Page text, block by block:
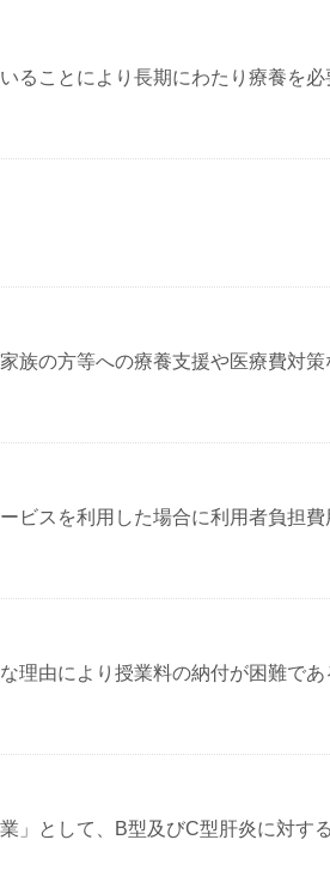
ることにより長期にわたり療養を必
族の方等への療養支援や医療費対策
ビスを利用した場合に利用者負担費
理由により授業料の納付が困難であ
」として、B型及びC型肝炎に対する